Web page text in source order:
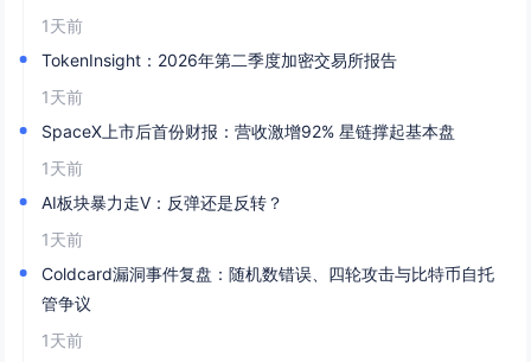
1天前
TokenInsight：2026年第二季度加密交易所报告
1天前
SpaceX上市后首份财报：营收激增92% 星链撑起基本盘
1天前
AI板块暴力走V：反弹还是反转？
1天前
Coldcard漏洞事件复盘：随机数错误、四轮攻击与比特币自托
管争议
1天前